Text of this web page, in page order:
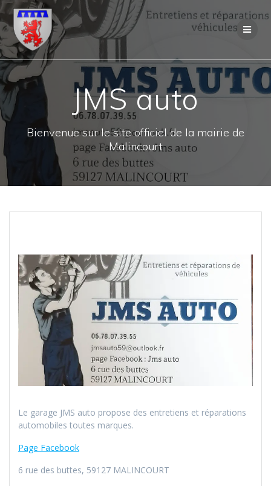
Skip
to
JMS auto
Bienvenue sur le site officiel de la mairie de
Malincourt
Le garage JMS auto propose des entretiens et réparations
automobiles toutes marques.
Page Facebook
6 rue des buttes, 59127 MALINCOURT